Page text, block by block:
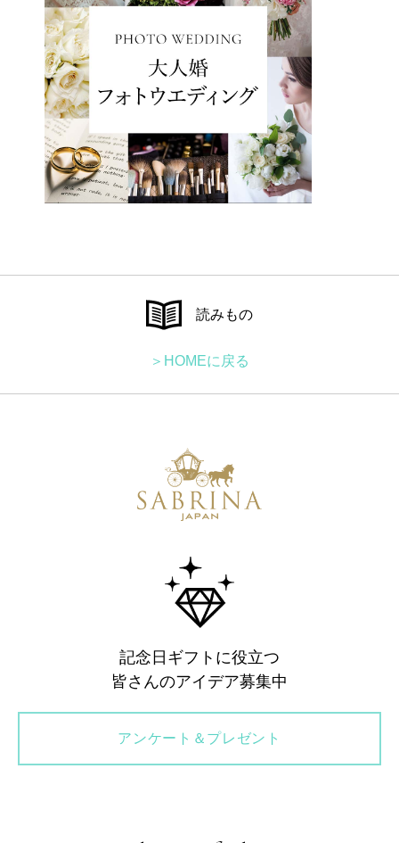
読みもの
＞HOMEに戻る
記念日ギフトに役立つ
皆さんのアイデア募集中
アンケート＆プレゼント